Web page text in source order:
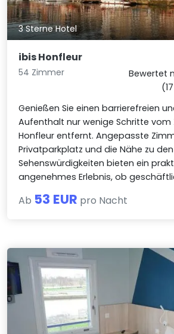
3 Sterne Hotel
ibis Honfleur
54 Zimmer
Bewertet
Genießen Sie einen barrierefreien
Aufenthalt nur wenige Schritte vom
Honfleur entfernt. Angepasste
Privatparkplatz und die Nähe zu
Sehenswürdigkeiten bieten ein
angenehmes Erlebnis, ob
Ab 53 EUR pro Nacht